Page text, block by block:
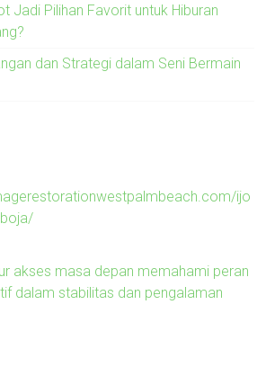
Jadi Pilihan Favorit untuk Hiburan
dan Strategi dalam Seni Bermain
ijo
akses masa depan memahami peran
dalam stabilitas dan pengalaman